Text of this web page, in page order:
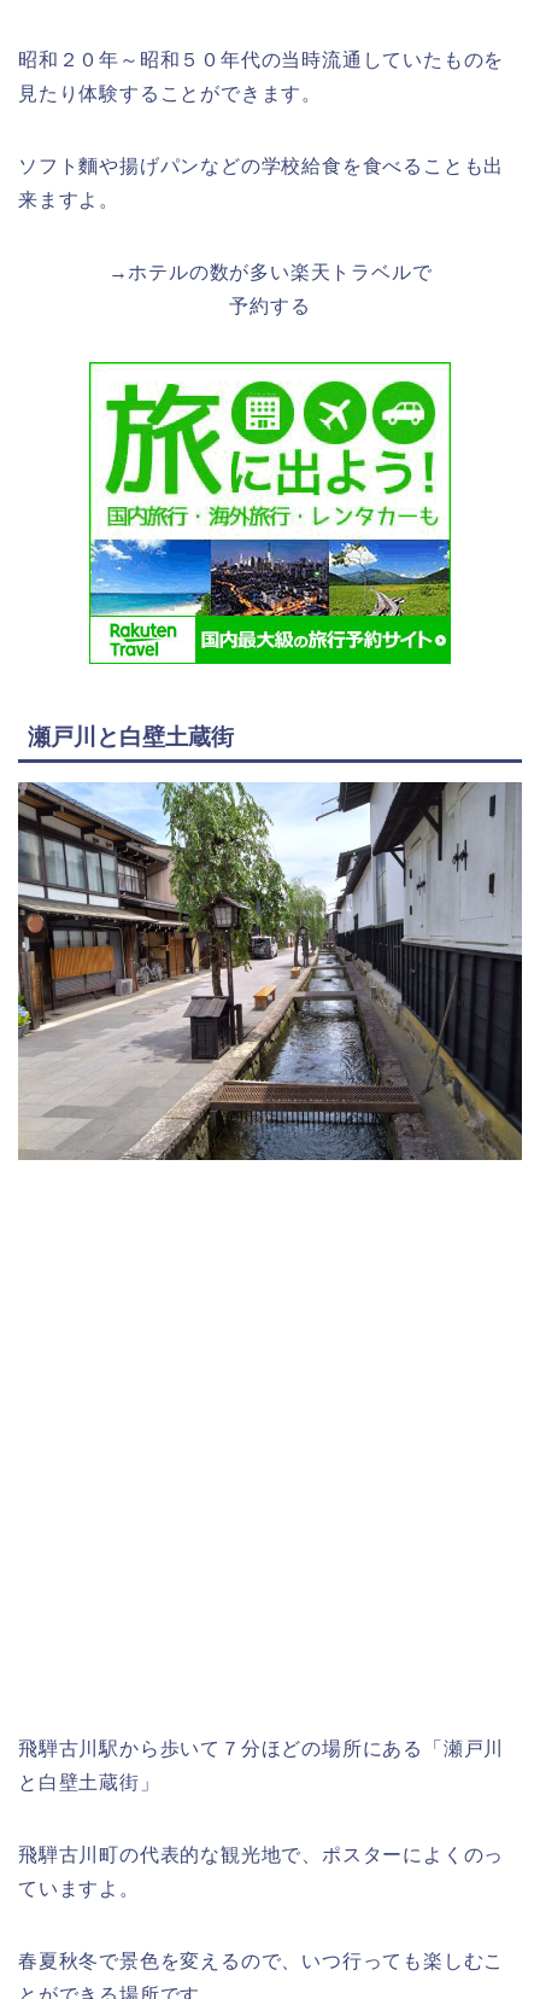
昭和２０年～昭和５０年代の当時流通していたものを
見たり体験することができます。
ソフト麵や揚げパンなどの学校給食を食べることも出
来ますよ。
→ホテルの数が多い楽天トラベルで
予約する
瀬戸川と白壁土蔵街
飛騨古川駅から歩いて７分ほどの場所にある「瀬戸川
と白壁土蔵街」
飛騨古川町の代表的な観光地で、ポスターによくのっ
ていますよ。
春夏秋冬で景色を変えるので、いつ行っても楽しむこ
とができる場所です。